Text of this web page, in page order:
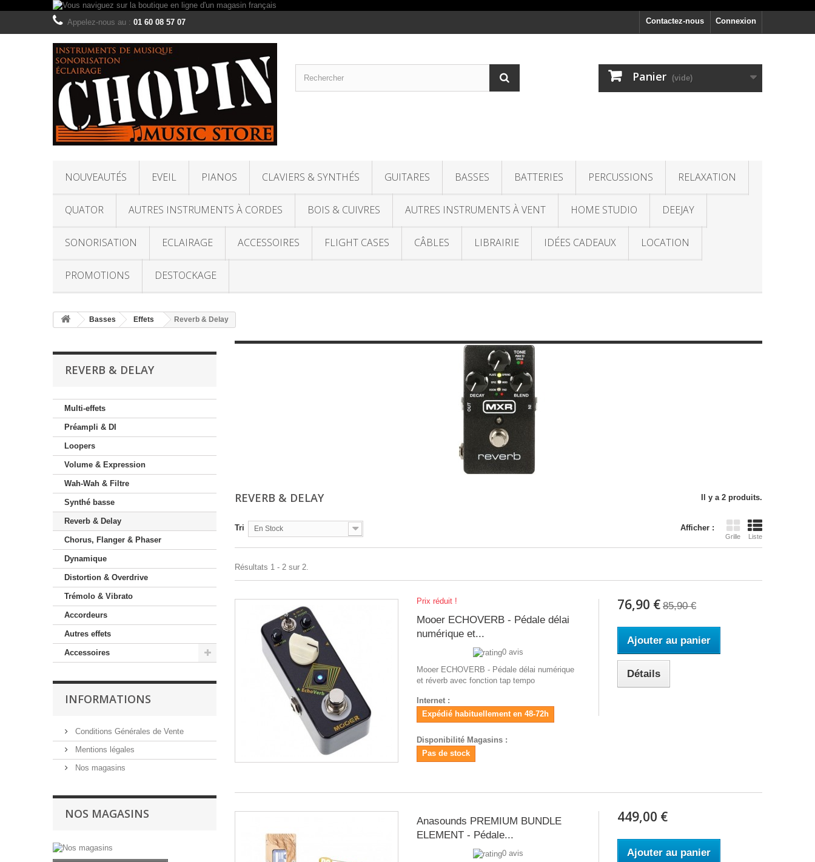
Connexion
Contactez-nous
Appelez-nous au : 01 60 08 57 07
Panier (vide)
NOUVEAUTÉS EVEIL PIANOS CLAVIERS & SYNTHÉS GUITARES BASSES BATTERIES PERCUSSIONS RELAXATION
QUATOR AUTRES INSTRUMENTS À CORDES BOIS & CUIVRES AUTRES INSTRUMENTS À VENT HOME STUDIO DEEJAY
SONORISATION ECLAIRAGE ACCESSOIRES FLIGHT CASES CÂBLES LIBRAIRIE IDÉES CADEAUX LOCATION
PROMOTIONS DESTOCKAGE
Basses Effets Reverb & Delay
REVERB & DELAY
Multi-effets
Préampli & DI
Loopers
Volume & Expression
Wah-Wah & Filtre
Synthé basse
Reverb & Delay
Chorus, Flanger & Phaser
Dynamique
Distortion & Overdrive
Trémolo & Vibrato
Accordeurs
Autres effets
Accessoires
INFORMATIONS
Conditions Générales de Vente
Mentions légales
Nos magasins
NOS MAGASINS
REVERB & DELAY Il y a 2 produits.
Afficher :
Grille Liste
Tri En Stock
Résultats 1 - 2 sur 2.
Prix réduit !
Mooer ECHOVERB - Pédale délai
numérique et...
0 avis
Mooer ECHOVERB - Pédale délai numérique
et réverb avec fonction tap tempo
Internet :
Expédié habituellement en 48-72h
Disponibilité Magasins :
Pas de stock
76,90 € 85,90 €
Ajouter au panier
Détails
Anasounds PREMIUM BUNDLE
ELEMENT - Pédale...
0 avis
449,00 €
Ajouter au panier